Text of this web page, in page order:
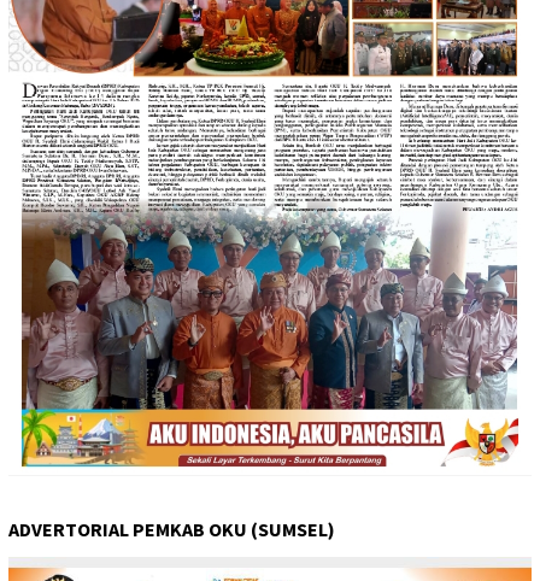
ADVERTORIAL PEMKAB OKU (SUMSEL)